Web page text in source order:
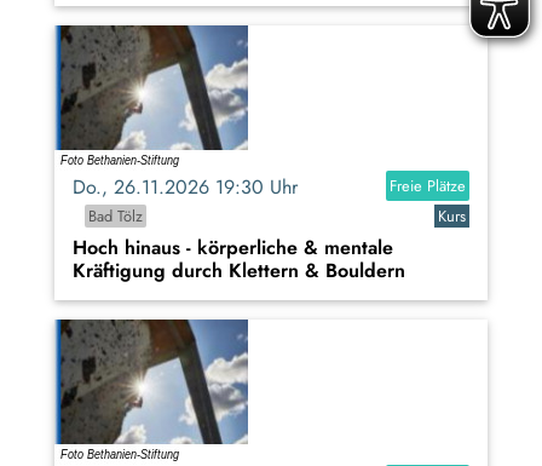
Do., 26.11.2026 19:30 Uhr
Freie Plätze
Bad Tölz
Kurs
Hoch hinaus - körperliche & mentale
Kräftigung durch Klettern & Bouldern